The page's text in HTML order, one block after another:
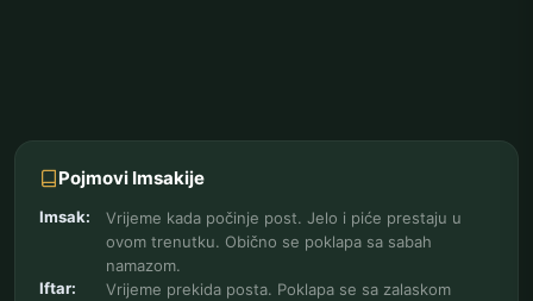
Pojmovi Imsakije
Imsak:
Vrijeme kada počinje post. Jelo i piće prestaju u
ovom trenutku. Obično se poklapa sa sabah
namazom.
Iftar:
Vrijeme prekida posta. Poklapa se sa zalaskom